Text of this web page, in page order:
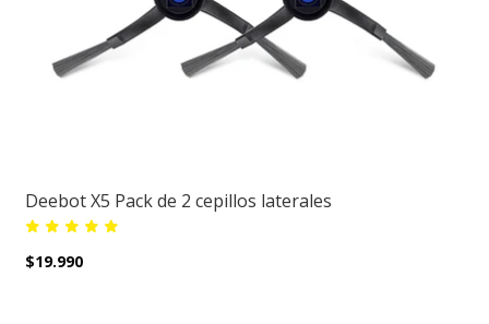
Deebot X5 Pack de 2 cepillos laterales
$19.990